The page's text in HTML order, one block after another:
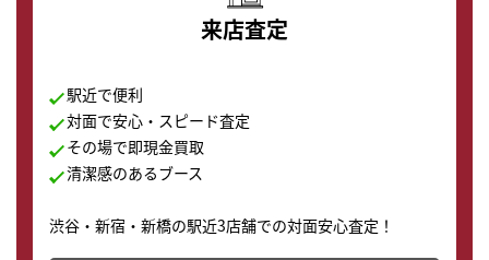
来店査定
駅近で便利
対面で安心・スピード査定
その場で即現金買取
清潔感のあるブース
渋谷・新宿・新橋の駅近3店舗での対面安心査定！
その場で現金買取致します。渋谷本店では、時計販売の